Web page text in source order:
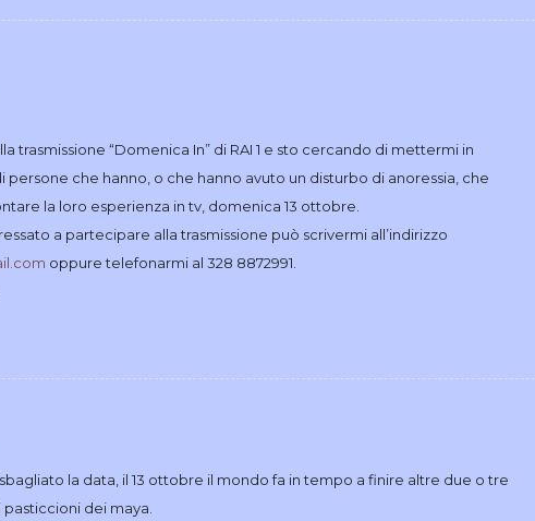
trasmissione “Domenica In” di RAI 1 e sto cercando di mettermi in
che hanno, o che hanno avuto un disturbo di anoressia, che
la loro esperienza in tv, domenica 13 ottobre.
a partecipare alla trasmissione può scrivermi all’indirizzo
oppure telefonarmi al 328 8872991.
la data, il 13 ottobre il mondo fa in tempo a finire altre due o tre
dei maya.